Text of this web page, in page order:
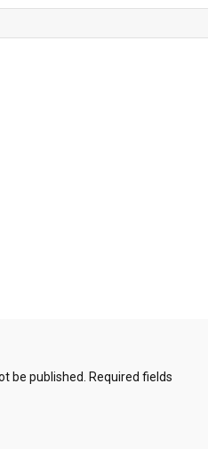
be published.
Required fields